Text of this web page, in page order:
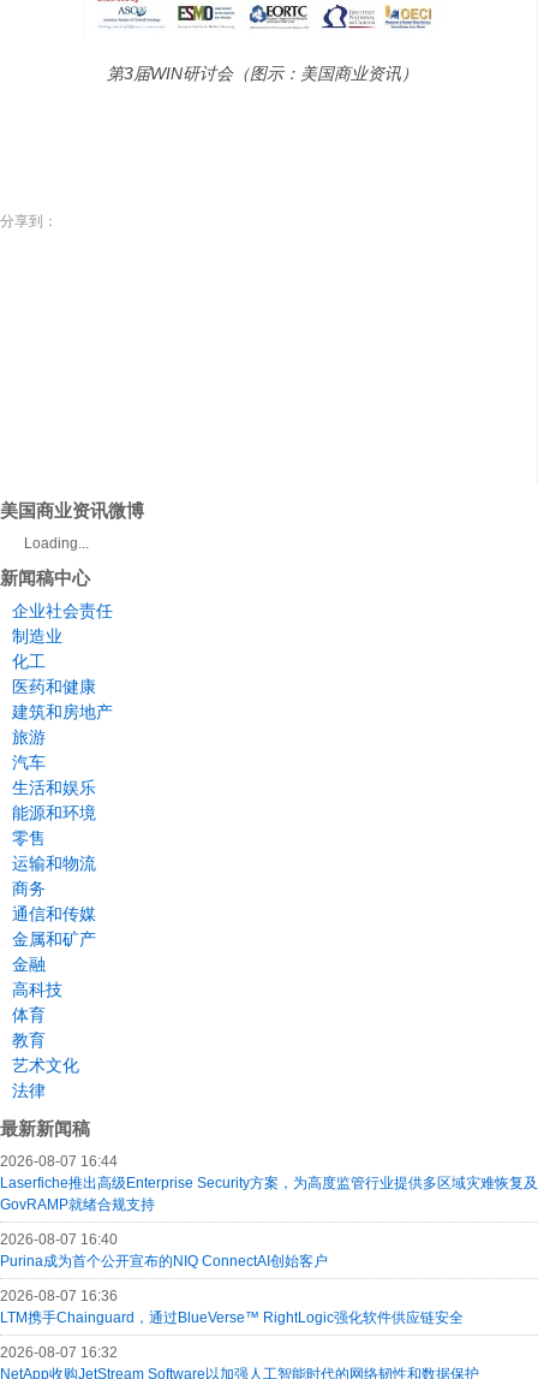
第3届WIN研讨会（图示：美国商业资讯）
分享到：
美国商业资讯微博
Loading...
新闻稿中心
企业社会责任
制造业
化工
医药和健康
建筑和房地产
旅游
汽车
生活和娱乐
能源和环境
零售
运输和物流
商务
通信和传媒
金属和矿产
金融
高科技
体育
教育
艺术文化
法律
最新新闻稿
2026-08-07 16:44
Laserfiche推出高级Enterprise Security方案，为高度监管行业提供多区域灾难恢复及
GovRAMP就绪合规支持
2026-08-07 16:40
Purina成为首个公开宣布的NIQ ConnectAI创始客户
2026-08-07 16:36
LTM携手Chainguard，通过BlueVerse™ RightLogic强化软件供应链安全
2026-08-07 16:32
NetApp收购JetStream Software以加强人工智能时代的网络韧性和数据保护